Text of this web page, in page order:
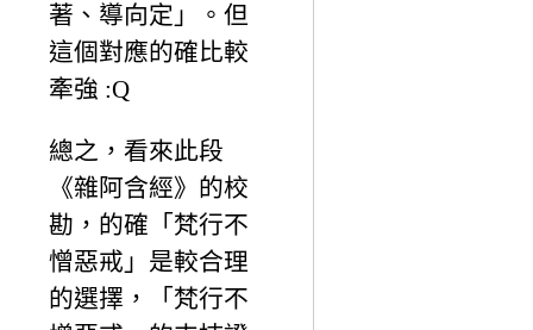
著、導向定」。但
這個對應的確比較
牽強 :Q
總之，看來此段
《雜阿含經》的校
勘，的確「梵行不
憎惡戒」是較合理
的選擇，「梵行不